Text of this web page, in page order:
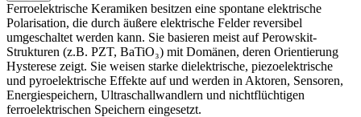
Ferroelektrische Keramiken besitzen eine spontane elektrische
Polarisation, die durch äußere elektrische Felder reversibel
umgeschaltet werden kann. Sie basieren meist auf Perowskit-
Strukturen (z.B. PZT, BaTiO₃) mit Domänen, deren Orientierung
Hysterese zeigt. Sie weisen starke dielektrische, piezoelektrische
und pyroelektrische Effekte auf und werden in Aktoren, Sensoren,
Energiespeichern, Ultraschallwandlern und nichtflüchtigen
ferroelektrischen Speichern eingesetzt.